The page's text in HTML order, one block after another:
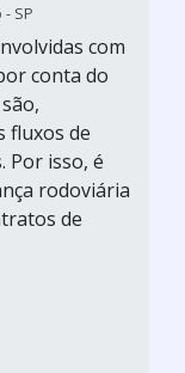
SP
com
conta do
fluxos de
Por isso, é
rodoviária
de